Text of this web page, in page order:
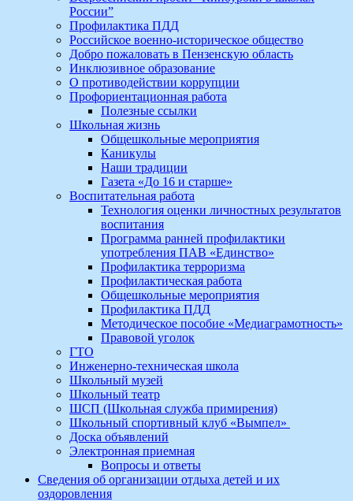
России”
Профилактика ПДД
Российское военно-историческое общество
Добро пожаловать в Пензенскую область
Инклюзивное образование
О противодействии коррупции
Профориентационная работа
Полезные ссылки
Школьная жизнь
Общешкольные мероприятия
Каникулы
Наши традиции
Газета «До 16 и старше»
Воспитательная работа
Технология оценки личностных результатов
воспитания
Программа ранней профилактики
употребления ПАВ «Единство»
Профилактика терроризма
Профилактическая работа
Общешкольные мероприятия
Профилактика ПДД
Методическое пособие «Медиаграмотность»
Правовой уголок
ГТО
Инженерно-техническая школа
Школьный музей
Школьный театр
ШСП (Школьная служба примирения)
Школьный спортивный клуб «Вымпел»
Доска объявлений
Электронная приемная
Вопросы и ответы
Сведения об организации отдыха детей и их
оздоровления